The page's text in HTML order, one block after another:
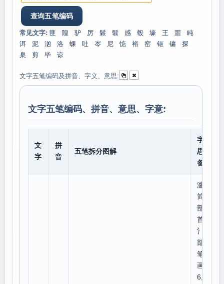
常见文字: 匪 隍 驴 厉 鬏 髫 感 毂 壕 王 噩
盹
洱
泥 汹 洛 蜾 吐 岑 尼 惦 裕 窑 钷 镛
探
臬
剪 毕 谅
文字五笔编码及拼音、字义、意思:
文字五笔编码、拼音、意思、字意:
文
字
拼
音
五笔拆分图解
字意
思、
备注
瀘
简体
部
首:
氵,
部外
笔
画:1
6,总